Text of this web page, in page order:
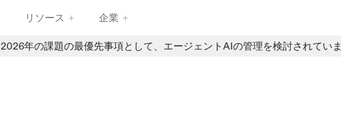
2026年の課題の最優先事項として、エージェントAIの管理を検討されてい
リソース 企業